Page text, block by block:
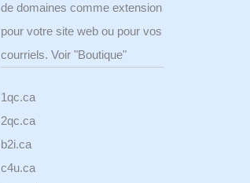
de domaines comme extension
pour votre site web ou pour vos
courriels. Voir "Boutique"
1qc.ca
2qc.ca
b2i.ca
c4u.ca